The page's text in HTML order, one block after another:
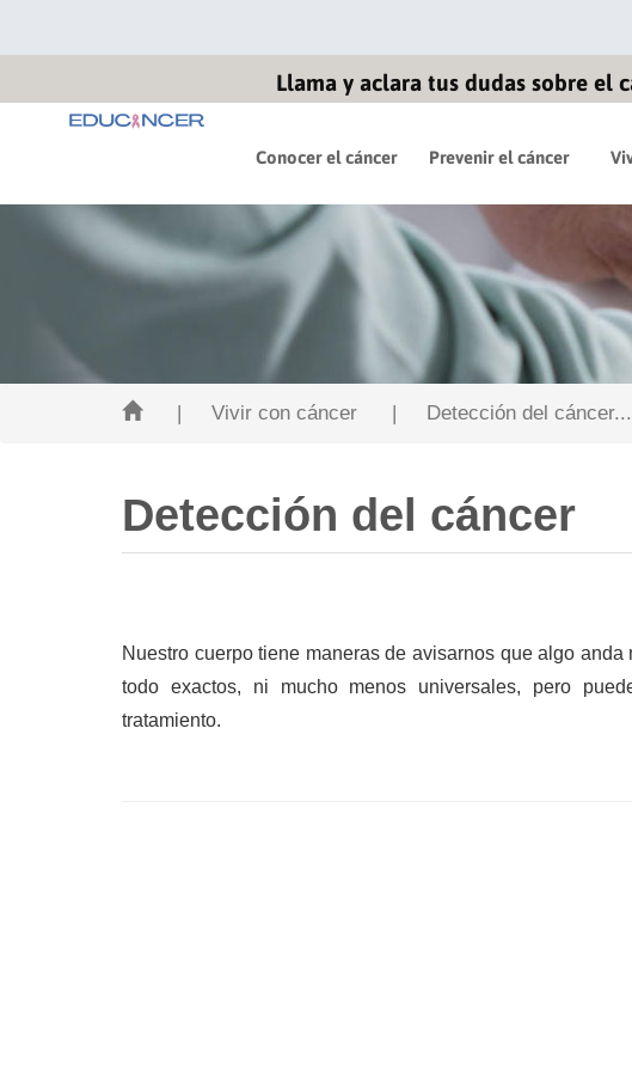
Llama y aclara tus dudas sobre el
Conocer el cáncer Prevenir el cáncer
| Vivir con cáncer | Detección del cáncer...
Detección del cáncer
Nuestro cuerpo tiene maneras de avisarnos que algo
todo exactos, ni mucho menos universales, pero
tratamiento.